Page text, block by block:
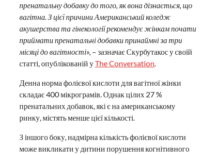
пренатальну добавку до того, як вона дізнається, що
вагітна. З цієї причини Американський коледж
акушерства та гінекології рекомендує жінкам почати
приймати пренатальні добавки принаймні за три
місяці до вагітності», – зазначає Скурбутакос у своїй
статті, опублікованій уThe Conversation.
Денна норма фолієвої кислоти для вагітної жінки
складає 400 мікрограмів. Однак цілих 27 %
пренатальних добавок, які є на американському
ринку, містять менше цієї кількості.
З іншого боку, надмірна кількість фолієвої кислоти
може викликати у дитини порушення когнітивного